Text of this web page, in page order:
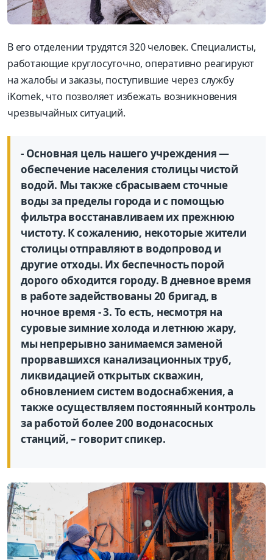
В его отделении трудятся 320 человек. Специалисты,
работающие круглосуточно, оперативно реагируют
на жалобы и заказы, поступившие через службу
iKomek, что позволяет избежать возникновения
чрезвычайных ситуаций.
- Основная цель нашего учреждения —
обеспечение населения столицы чистой
водой. Мы также сбрасываем сточные
воды за пределы города и с помощью
фильтра восстанавливаем их прежнюю
чистоту. К сожалению, некоторые жители
столицы отправляют в водопровод и
другие отходы. Их беспечность порой
дорого обходится городу. В дневное время
в работе задействованы 20 бригад, в
ночное время - 3. То есть, несмотря на
суровые зимние холода и летнюю жару,
мы непрерывно занимаемся заменой
прорвавшихся канализационных труб,
ликвидацией открытых скважин,
обновлением систем водоснабжения, а
также осуществляем постоянный контроль
за работой более 200 водонасосных
станций, – говорит спикер.